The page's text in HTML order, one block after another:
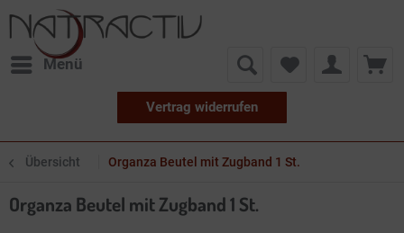
Menü
Vertrag widerrufen
Übersicht Organza Beutel mit Zugband 1 St.
Organza Beutel mit Zugband 1 St.